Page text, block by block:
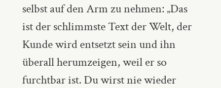
selbst auf den Arm zu nehmen: „Das
ist der schlimmste Text der Welt, der
Kunde wird entsetzt sein und ihn
überall herumzeigen, weil er so
furchtbar ist. Du wirst nie wieder